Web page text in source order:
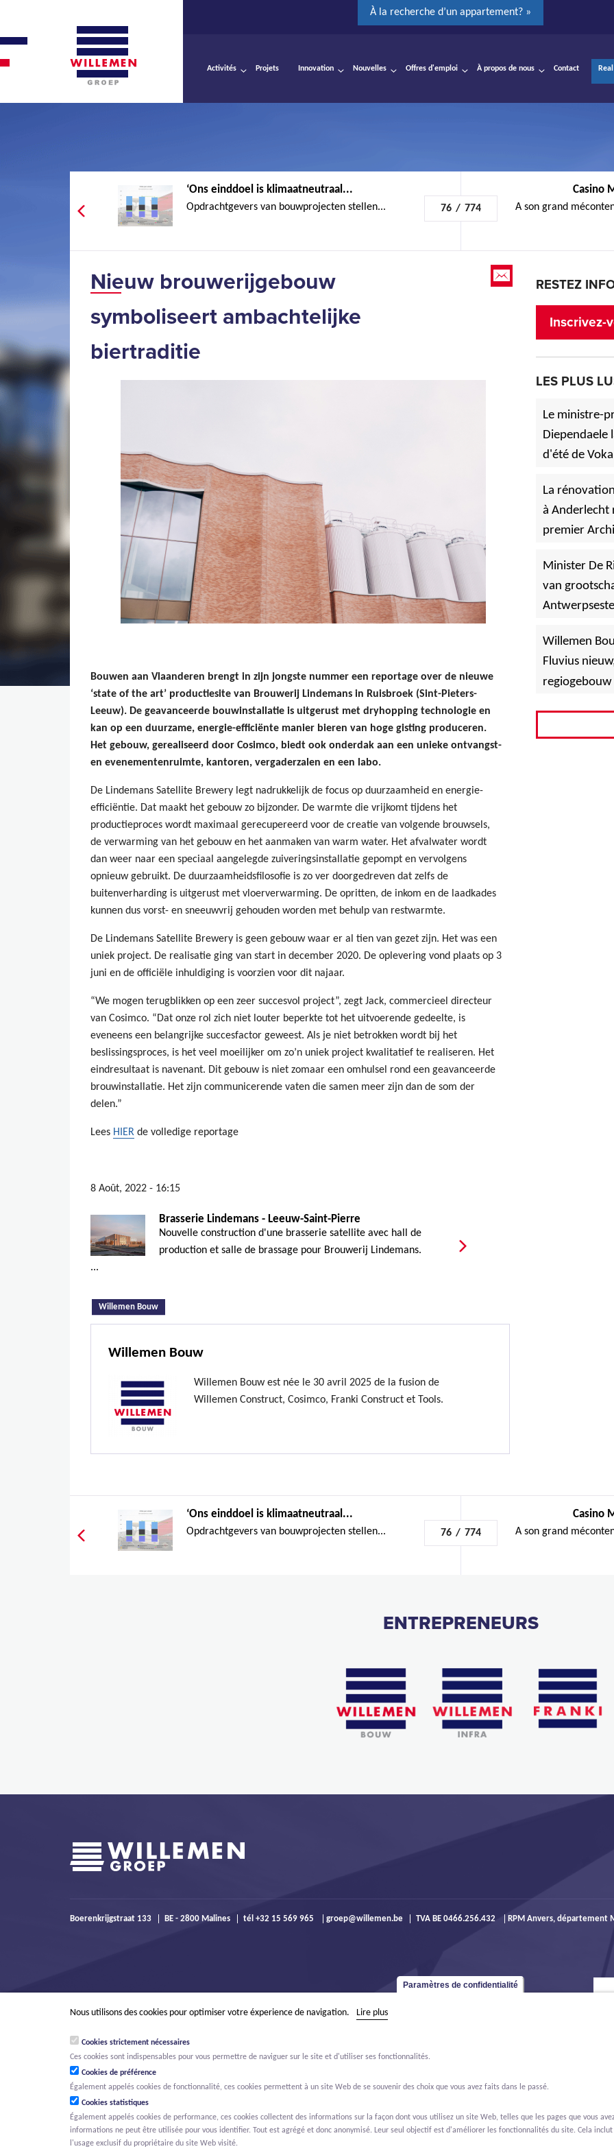
À la recherche d’un appartement? »
Activités Projets Innovation Nouvelles Offres d'emploi À propos de nous Contact
‘Ons einddoel is klimaatneutraal...
Opdrachtgevers van bouwprojecten stellen... 76 / 774
Casino
A son grand
Nieuw brouwerijgebouw
symboliseert ambachtelijke
biertraditie
Bouwen aan Vlaanderen brengt in zijn jongste nummer een reportage over de nieuwe
‘state of the art’ productiesite van Brouwerij Lindemans in Ruisbroek (Sint-Pieters-
Leeuw). De geavanceerde bouwinstallatie is uitgerust met dryhopping technologie en
kan op een duurzame, energie-efficiënte manier bieren van hoge gisting produceren.
Het gebouw, gerealiseerd door Cosimco, biedt ook onderdak aan een unieke ontvangst-
en evenementenruimte, kantoren, vergaderzalen en een labo.
De Lindemans Satellite Brewery legt nadrukkelijk de focus op duurzaamheid en energie-
efficiëntie. Dat maakt het gebouw zo bijzonder. De warmte die vrijkomt tijdens het
productieproces wordt maximaal gerecupereerd voor de creatie van volgende brouwsels,
de verwarming van het gebouw en het aanmaken van warm water. Het afvalwater wordt
dan weer naar een speciaal aangelegde zuiveringsinstallatie gepompt en vervolgens
opnieuw gebruikt. De duurzaamheidsfilosofie is zo ver doorgedreven dat zelfs de
buitenverharding is uitgerust met vloerverwarming. De opritten, de inkom en de laadkades
kunnen dus vorst- en sneeuwvrij gehouden worden met behulp van restwarmte.
De Lindemans Satellite Brewery is geen gebouw waar er al tien van gezet zijn. Het was een
uniek project. De realisatie ging van start in december 2020. De oplevering vond plaats op 3
juni en de officiële inhuldiging is voorzien voor dit najaar.
“We mogen terugblikken op een zeer succesvol project”, zegt Jack, commercieel directeur
van Cosimco. “Dat onze rol zich niet louter beperkte tot het uitvoerende gedeelte, is
eveneens een belangrijke succesfactor geweest. Als je niet betrokken wordt bij het
beslissingsproces, is het veel moeilijker om zo’n uniek project kwalitatief te realiseren. Het
eindresultaat is navenant. Dit gebouw is niet zomaar een omhulsel rond een geavanceerde
brouwinstallatie. Het zijn communicerende vaten die samen meer zijn dan de som der
delen.”
Lees HIER de volledige reportage
8 Août, 2022 - 16:15
Brasserie Lindemans - Leeuw-Saint-Pierre
Nouvelle construction d'une brasserie satellite avec hall de
production et salle de brassage pour Brouwerij Lindemans.
...
Willemen Bouw
Willemen Bouw
Willemen Bouw est née le 30 avril 2025 de la fusion de
Willemen Construct, Cosimco, Franki Construct et Tools.
RESTEZ
Inscrivez-
LES PLUS
Le ministre-
Diependaele
d'été de
La
à Anderlecht
premier
Minister De
van
Willemen
Fluvius
‘Ons einddoel is klimaatneutraal...
Opdrachtgevers van bouwprojecten stellen... 76 / 774
Casino
A son grand
ENTREPRENEURS
Boerenkrijgstraat 133 BE - 2800 Malines tél +32 15 569 965 groep@willemen.be TVA BE 0466.256.432 RPM Anvers, département
© Willemen Groep Activités Projets Innovation
Paramètres de confidentialité
Nous utilisons des cookies pour optimiser votre éxperience de navigation. Lire plus
Cookies strictement nécessaires
Ces cookies sont indispensables pour vous permettre de naviguer sur le site et d'utiliser ses fonctionnalités.
Cookies de préférence
Également appelés cookies de fonctionnalité, ces cookies permettent à un site Web de se souvenir des choix que vous avez faits dans le passé.
Cookies statistiques
Également appelés cookies de performance, ces cookies collectent des informations sur la façon dont vous utilisez un site Web, telles que les pages que vous
informations ne peut être utilisée pour vous identifier. Tout est agrégé et donc anonymisé. Leur seul objectif est d'améliorer les fonctionnalités du site. Cela
l'usage exclusif du propriétaire du site Web visité.